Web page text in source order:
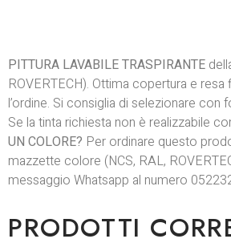
PITTURA LAVABILE TRASPIRANTE
ROVERTECH). Ottima copertura e
l’ordine. Si consiglia di selezionare
Se la tinta richiesta non è realizzabile
UN COLORE? Per ordinare questo
mazzette colore (NCS, RAL,
messaggio Whatsapp al numero
PRODOTTI